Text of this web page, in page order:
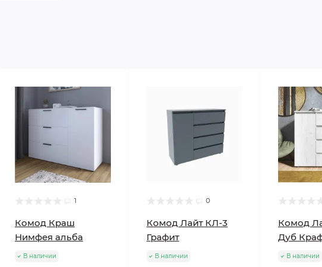
1
Комод Краш
Нимфея альба
В наличии
0
Комод Лайт КЛ-3
Графит
В наличии
Комод
Дуб
В наличии